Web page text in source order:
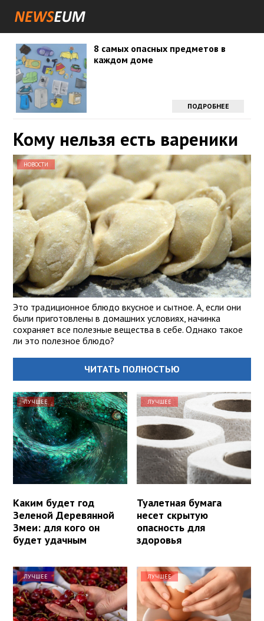
8 самых опасных предметов в
каждом доме
ПОДРОБНЕЕ
Кому нельзя есть вареники
НОВОСТИ
Это традиционное блюдо вкусное и сытное. А, если они
были приготовлены в домашних условиях, начинка
сохраняет все полезные вещества в себе. Однако такое
ли это полезное блюдо?
ЧИТАТЬ ПОЛНОСТЬЮ
ЛУЧШЕЕ
Каким будет год
Зеленой Деревянной
Змеи: для кого он
будет удачным
ЛУЧШЕЕ
Туалетная бумага
несет скрытую
опасность для
здоровья
ЛУЧШЕЕ ЛУЧШЕЕ